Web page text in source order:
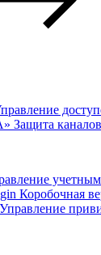
Защита
Коробочная
Управление